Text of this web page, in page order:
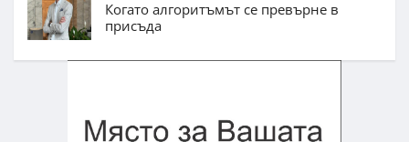
Когато алгоритъмът се превърне в
присъда